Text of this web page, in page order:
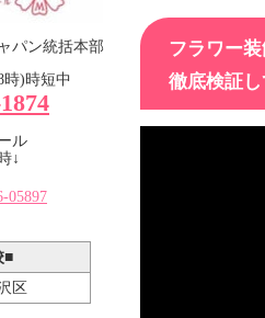
フラワー
徹底検証
校
ーデザイ
ル
パン統括本部
時)時短中
ル
↓
05897
■
区